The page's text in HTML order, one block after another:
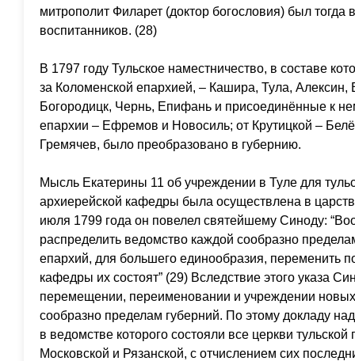
митрополит Филарет (доктор богословия) был тогда
воспитанников. (28)
В 1797 году Тульское наместничество, в составе
за Коломенской епархией, – Кашира, Тула,
Богородицк, Чернь, Епифань и присоединённые к
епархии – Ефремов и Новосиль; от Крутицкой –
Гремячев, было преобразовано в губернию.
Мысль Екатерины 11 об учреждении в Туле для
архиерейской кафедры была осуществлена в
июля 1799 года он повелел святейшему Синоду:
распределить ведомство каждой сообразно
епархий, для большего единообразия, переменить
кафедры их состоят” (29) Вследствие этого указа
перемещении, переименовании и учреждении
сообразно пределам губерний. По этому докладу
в ведомстве которого состояли все церкви тульской
Московской и Рязанской, с отчислением сих